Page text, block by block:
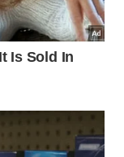
de
.
nesse
seus
Desfrute
e